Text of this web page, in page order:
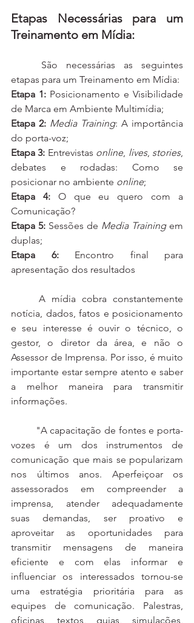
Etapas Necessárias para um
Treinamento em Mídia:
etapas para um Treinamento em Mídia:
Etapa 1: Posicionamento e Visibilidade
de Marca em Ambiente Multimídia;
Etapa 2: Media Training: A importância
do porta-voz;
Etapa 3: Entrevistas online, lives, stories,
debates e rodadas: Como se
posicionar no ambiente online;
Etapa 4: O que eu quero com a
Comunicação?
Etapa 5: Sessões de Media Training em
duplas;
Etapa 6: Encontro final para
apresentação dos resultados
notícia, dados, fatos e posicionamento
e seu interesse é ouvir o técnico, o
gestor, o diretor da área, e não o
Assessor de Imprensa. Por isso, é muito
importante estar sempre atento e saber
a melhor maneira para transmitir
informações.
vozes é um dos instrumentos de
comunicação que mais se popularizam
nos últimos anos. Aperfeiçoar os
assessorados em compreender a
imprensa, atender adequadamente
suas demandas, ser proativo e
aproveitar as oportunidades para
transmitir mensagens de maneira
eficiente e com elas informar e
influenciar os interessados tornou-se
uma estratégia prioritária para as
equipes de comunicação. Palestras,
oficinas, textos, guias, simulações,